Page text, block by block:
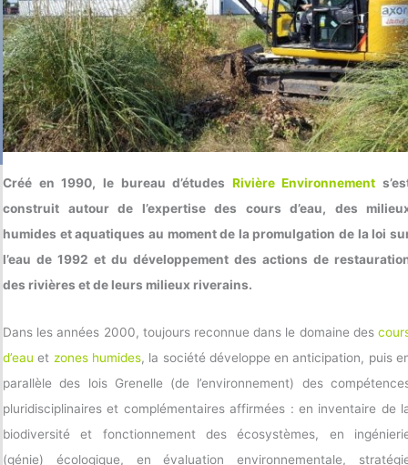
Créé en 1990, le bureau d’études Rivière Environnement
construit autour de l’expertise des cours d’eau, des
humides et aquatiques au moment de la promulgation de la loi
l’eau de 1992 et du développement des actions de
des rivières et de leurs milieux riverains.
Dans les années 2000, toujours reconnue dans le domaine des
d’eau et zones humides, la société développe en anticipation, puis
parallèle des lois Grenelle (de l’environnement) des
pluridisciplinaires et complémentaires affirmées : en inventaire de
biodiversité et fonctionnement des écosystèmes, en
(génie) écologique, en évaluation environnementale,